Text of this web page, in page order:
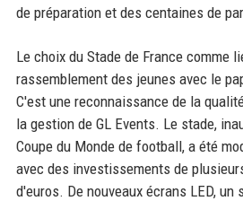
de préparation et des centaines de
Le choix du Stade de France comme
rassemblement des jeunes avec le
C'est une reconnaissance de la
la gestion de GL Events. Le stade,
Coupe du Monde de football, a été
avec des investissements de
d'euros. De nouveaux écrans LED, un